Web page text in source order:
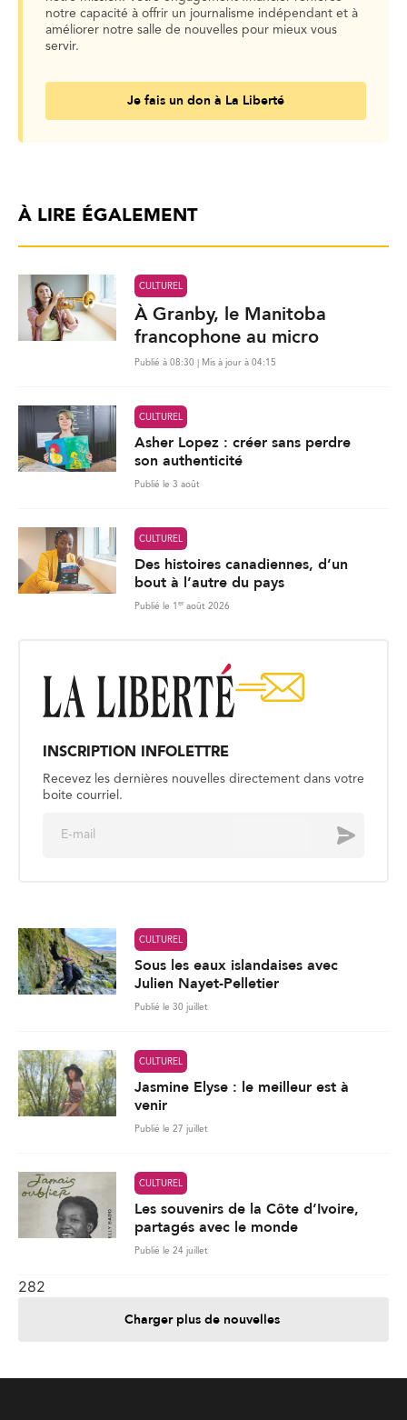
notre capacité à offrir un journalisme indépendant et à
améliorer notre salle de nouvelles pour mieux vous
servir.
Je fais un don à La Liberté
À LIRE ÉGALEMENT
CULTUREL
À Granby, le Manitoba
francophone au micro
Publié à 08:30 | Mis à jour à 04:15
CULTUREL
Asher Lopez : créer sans perdre
son authenticité
Publié le 3 août
CULTUREL
Des histoires canadiennes, d’un
bout à l’autre du pays
Publié le 1 er août 2026
INSCRIPTION INFOLETTRE
Recevez les dernières nouvelles directement dans votre
boite courriel.
Envoyer
CULTUREL
Sous les eaux islandaises avec
Julien Nayet-Pelletier
Publié le 30 juillet
CULTUREL
Jasmine Elyse : le meilleur est à
venir
Publié le 27 juillet
CULTUREL
Les souvenirs de la Côte d’Ivoire,
partagés avec le monde
Publié le 24 juillet
282
Charger plus de nouvelles